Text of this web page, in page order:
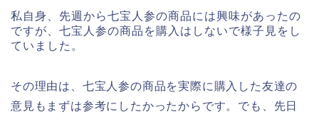
私自身、先週から七宝人参の商品には興味があったの
ですが、七宝人参の商品を購入はしないで様子見をし
ていました。
その理由は、七宝人参の商品を実際に購入した友達の
意見もまずは参考にしたかったからです。でも、先日